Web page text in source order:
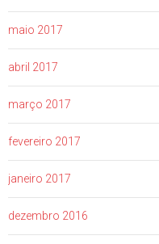
maio 2017
abril 2017
março 2017
fevereiro 2017
janeiro 2017
dezembro 2016